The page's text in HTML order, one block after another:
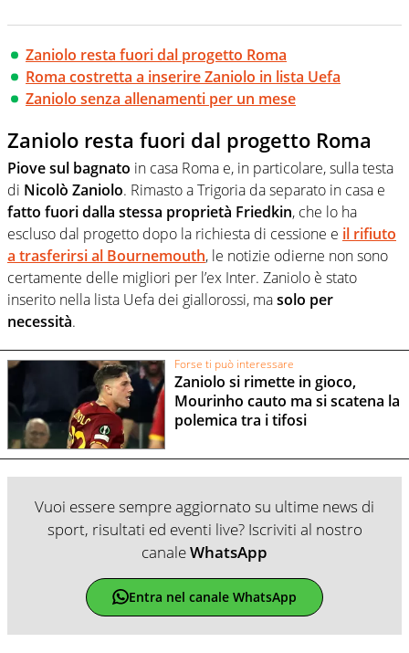
Zaniolo resta fuori dal progetto Roma
Roma costretta a inserire Zaniolo in lista Uefa
Zaniolo senza allenamenti per un mese
Zaniolo resta fuori dal progetto Roma
Piove sul bagnato in casa Roma e, in particolare, sulla testa
di Nicolò Zaniolo. Rimasto a Trigoria da separato in casa e
fatto fuori dalla stessa proprietà Friedkin, che lo ha
escluso dal progetto dopo la richiesta di cessione e il rifiuto
a trasferirsi al Bournemouth, le notizie odierne non sono
certamente delle migliori per l’ex Inter. Zaniolo è stato
inserito nella lista Uefa dei giallorossi, masolo per
necessità.
Forse ti può interessare
Zaniolo si rimette in gioco,
Mourinho cauto ma si scatena la
polemica tra i tifosi
Vuoi essere sempre aggiornato su ultime news di
sport, risultati ed eventi live? Iscriviti al nostro
canaleWhatsApp
Entra nel canale WhatsApp